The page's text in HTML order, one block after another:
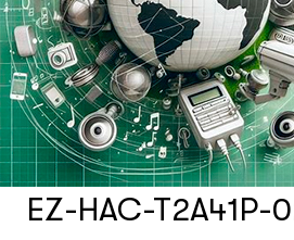
- Комплектующие и
материал
Системы защиты
Счетчики посетителей
Защита товара на
EZ-HAC-T2A41P-